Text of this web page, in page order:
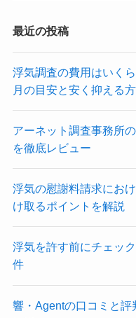
最近の投稿
浮気調査の費用はいく
月の目安と安く抑える
アーネット調査事務所
を徹底レビュー
浮気の慰謝料請求にお
け取るポイントを解説
浮気を許す前にチェッ
件
響・Agentの口コミと